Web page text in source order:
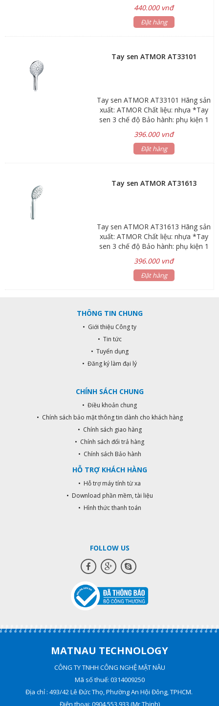
đồng cao cấp H65 Van đĩa bằng sứ
chống bám cặn bẩn giúp khóa nước
Kiểu dáng hiện đại, sang trọng và
440.000 vnđ
Đặt hàng
Tay sen ATMOR AT33101
Tay sen ATMOR AT33101 Hãng sản
xuất: ATMOR Chất liệu: nhựa *Tay
sen 3 chế độ Bảo hành: phụ kiện 1
396.000 vnđ
Đặt hàng
Tay sen ATMOR AT31613
Tay sen ATMOR AT31613 Hãng sản
xuất: ATMOR Chất liệu: nhựa *Tay
sen 3 chế độ Bảo hành: phụ kiện 1
396.000 vnđ
Đặt hàng
THÔNG TIN CHUNG
• Giới thiệu Công ty
• Tin tức
• Tuyển dụng
• Đăng ký làm đại lý
CHÍNH SÁCH CHUNG
• Điều khoản chung
• Chính sách bảo mật thông tin dành cho khách hàng
• Chính sách giao hàng
• Chính sách đổi trả hàng
• Chính sách Bảo hành
HỖ TRỢ KHÁCH HÀNG
• Hỗ trợ máy tính từ xa
• Download phần mềm, tài liệu
• Hình thức thanh toán
FOLLOW US
MATNAU TECHNOLOGY
CÔNG TY TNHH CÔNG NGHỆ MẶT NÂU
Mã số thuế: 0314009250
Địa chỉ : 493/42 Lê Đức Thọ, Phường An Hội Đông, TPHCM.
Điện thoại: 0904.553.933 (Mr Thịnh)